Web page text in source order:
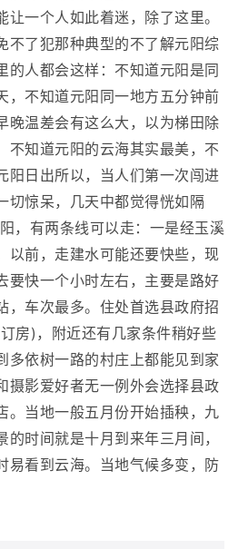
一个人如此着迷，除了这里。
不了犯那种典型的不了解元阳综
的人都会这样：不知道元阳是同
，不知道元阳同一地方五分钟前
晚温差会有这么大，以为梯田除
不知道元阳的云海其实最美，不
阳日出所以，当人们第一次闯进
切惊呆，几天中都觉得恍如隔
，有两条线可以走：一是经玉溪
以前，走建水可能还要快些，现
要快一个小时左右，主要是路好
，车次最多。住处首选县政府招
房)，附近还有几家条件稍好些
多依树一路的村庄上都能见到家
摄影爱好者无一例外会选择县政
。当地一般五月份开始插秧，九
时间就是十月到来年三月间，
易看到云海。当地气候多变，防